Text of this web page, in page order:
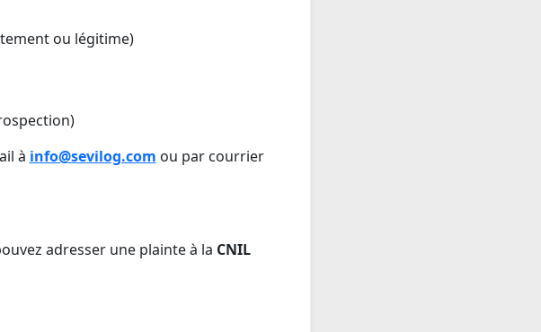
ou légitime)
à info@sevilog.com ou par courrier
adresser une plainte à la CNIL